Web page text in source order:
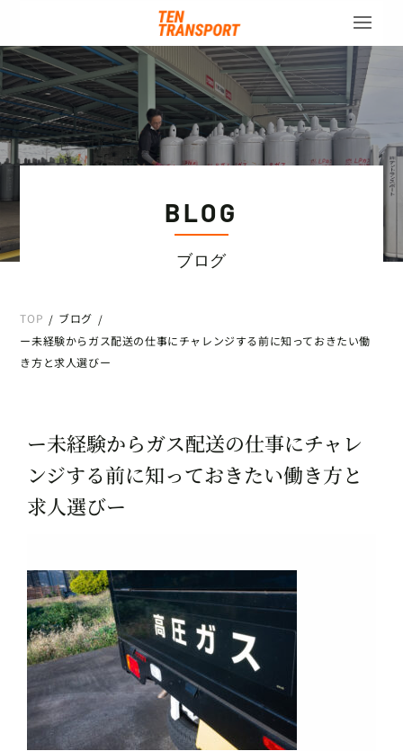
BLOG
ブログ
TOP / ブログ /
ー未経験からガス配送の仕事にチャレンジする前に知っておきたい働
き方と求人選びー
ー未経験からガス配送の仕事にチャレ
ンジする前に知っておきたい働き方と
求人選びー